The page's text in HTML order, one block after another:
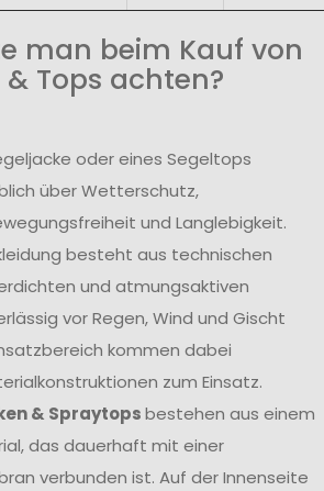
man beim Kauf von
Tops achten?
oder eines Segeltops
über Wetterschutz,
und Langlebigkeit.
besteht aus technischen
und atmungsaktiven
vor Regen, Wind und Gischt
kommen dabei
zum Einsatz.
& Spraytopsbestehen aus einem
das dauerhaft mit einer
verbunden ist. Auf der Innenseite